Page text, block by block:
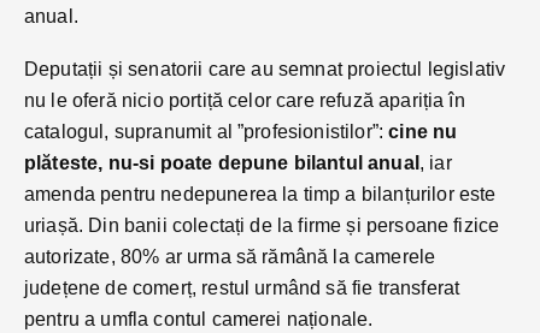
anual.
Deputații și senatorii care au semnat proiectul legislativ
nu le oferă nicio portiță celor care refuză apariția în
catalogul, supranumit al ”profesionistilor”:cine nu
plăteste, nu-si poate depune bilantul anual , iar
amenda pentru nedepunerea la timp a bilanțurilor este
uriașă. Din banii colectați de la firme și persoane fizice
autorizate, 80% ar urma să rămână la camerele
județene de comerț, restul urmând să fie transferat
pentru a umfla contul camerei naționale.